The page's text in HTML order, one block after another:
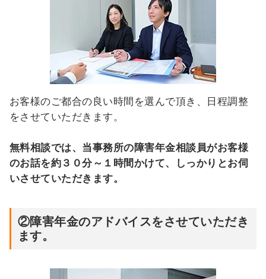
お客様のご都合の良い時間を選んで頂き、日程調整
をさせていただきます。
無料相談では、当事務所の障害年金相談員がお客様
のお話を約３０分～１時間かけて、しっかりとお伺
いさせていただきます。
②障害年金のアドバイスをさせていただき
ます。